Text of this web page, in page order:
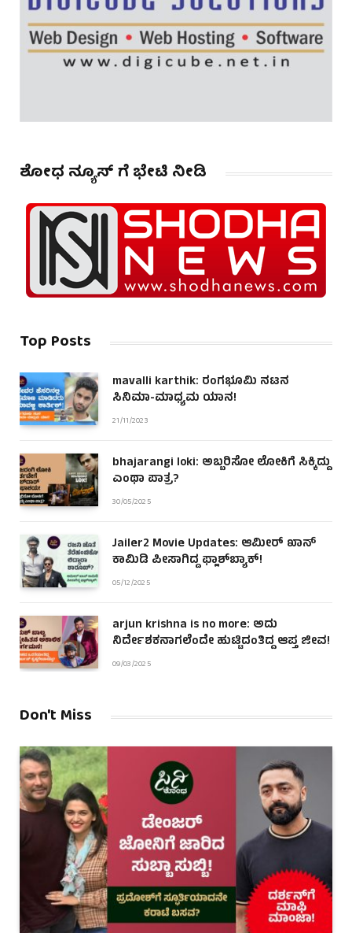
ಶೋಧ ನ್ಯೂಸ್ ಗೆ ಭೇಟಿ ನೀಡಿ
Top Posts
mavalli karthik: ರಂಗಭೂಮಿ ನಟನ
ಸಿನಿಮಾ-ಮಾಧ್ಯಮ ಯಾನ!
21/11/2023
bhajarangi loki: ಅಬ್ಬರಿಸೋ ಲೋಕಿಗೆ ಸಿಕ್ಕಿದ್ದು
ಎಂಥಾ ಪಾತ್ರ?
30/05/2025
Jailer2 Movie Updates: ಆಮೀರ್ ಖಾನ್
ಕಾಮಿಡಿ ಪೀಸಾಗಿದ್ದ ಫ್ಲಾಶ್‌ಬ್ಯಾಕ್!
05/12/2025
arjun krishna is no more: ಅದು
ನಿರ್ದೇಶಕನಾಗಲೆಂದೇ ಹುಟ್ಟಿದಂತಿದ್ದ ಆಪ್ತ ಜೀವ!
09/03/2025
Don't Miss